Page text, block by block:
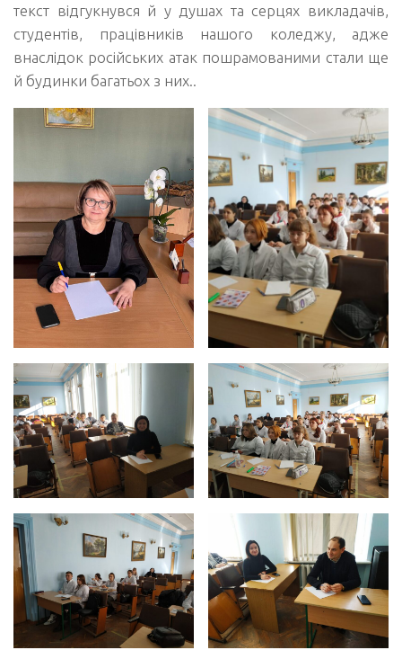
текст відгукнувся й у душах та серцях викладачів,
студентів, працівників нашого коледжу, адже
внаслідок російських атак пошрамованими стали ще
й будинки багатьох з них..